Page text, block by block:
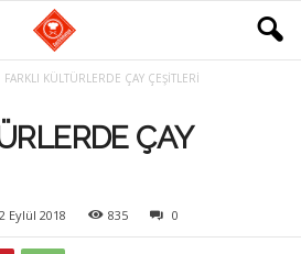
FARKLI KÜLTÜRLERDE ÇAY ÇEŞİTLERİ
ÇAY
Eylül 2018 835 0